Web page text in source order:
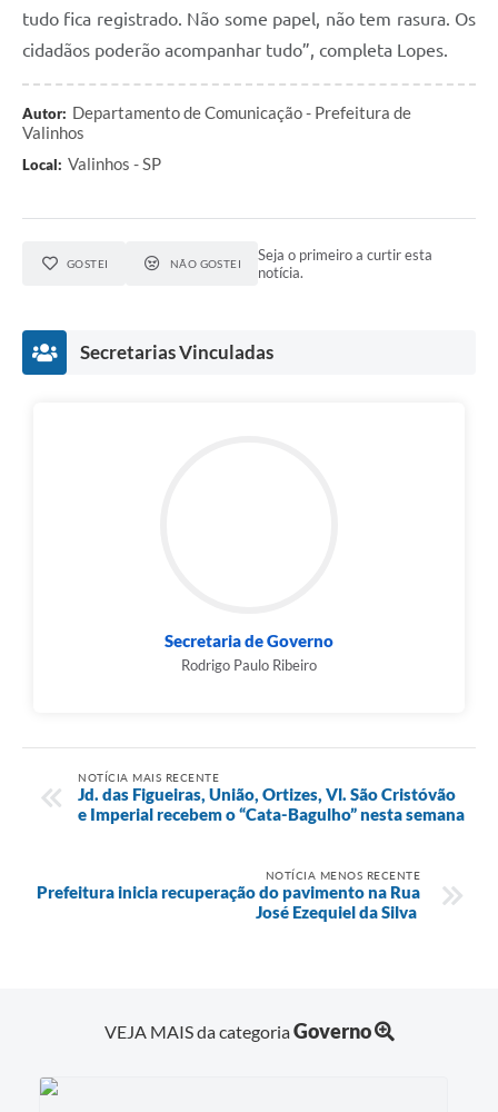
tudo fica registrado. Não some papel, não tem rasura. Os
cidadãos poderão acompanhar tudo”, completa Lopes.
Autor: Departamento de Comunicação - Prefeitura de
Valinhos
Local: Valinhos - SP
GOSTEI NÃO GOSTEI
Seja o primeiro a curtir esta
notícia.
Secretarias Vinculadas
Secretaria de Governo
Rodrigo Paulo Ribeiro
NOTÍCIA MAIS RECENTE
Jd. das Figueiras, União, Ortizes, Vl. São Cristóvão
e Imperial recebem o “Cata-Bagulho” nesta semana
NOTÍCIA MENOS RECENTE
Prefeitura inicia recuperação do pavimento na Rua
José Ezequiel da Silva
VEJA MAIS da categoriaGoverno